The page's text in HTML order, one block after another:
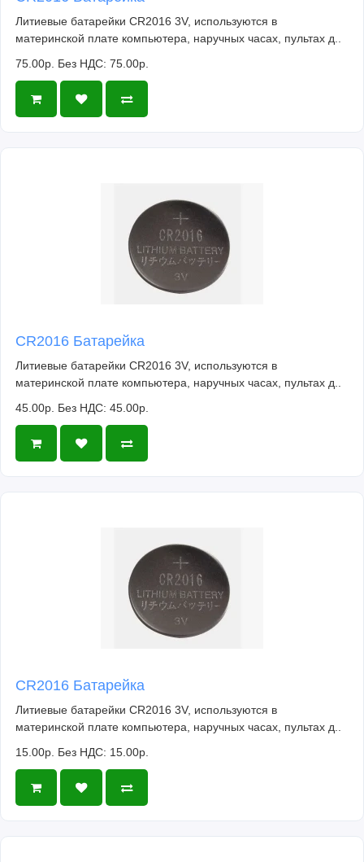
Литиевые батарейки CR2016 3V, используются в
материнской плате компьютера, наручных часах, пультах д..
75.00р. Без НДС: 75.00р.
CR2016 Батарейка
Литиевые батарейки CR2016 3V, используются в
материнской плате компьютера, наручных часах, пультах д..
45.00р. Без НДС: 45.00р.
CR2016 Батарейка
Литиевые батарейки CR2016 3V, используются в
материнской плате компьютера, наручных часах, пультах д..
15.00р. Без НДС: 15.00р.